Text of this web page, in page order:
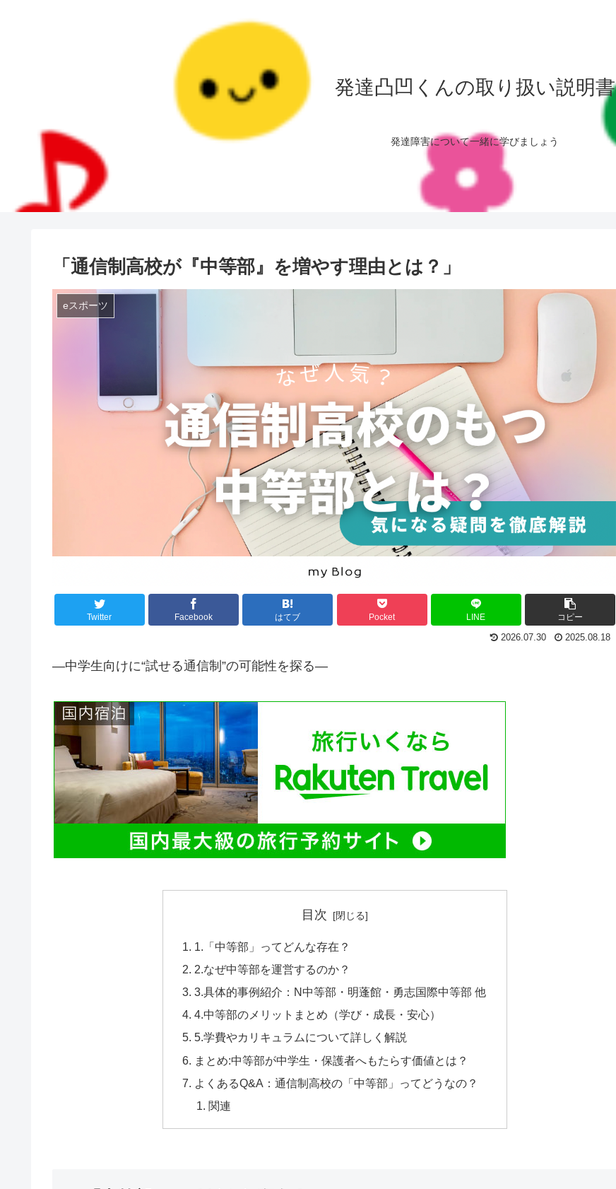
発達凸凹くんの取り扱い説明書
発達障害について一緒に学びましょう
「通信制高校が『中等部』を増やす理由とは？」
eスポーツ
Twitter Facebook はてブ Pocket LINE コピー
2026.07.30 2025.08.18
—中学生向けに“試せる通信制”の可能性を探る—
目次
1.「中等部」ってどんな存在？
2.なぜ中等部を運営するのか？
3.具体的事例紹介：N中等部・明蓬館・勇志国際中等部 他
4.中等部のメリットまとめ（学び・成長・安心）
5.学費やカリキュラムについて詳しく解説
まとめ:中等部が中学生・保護者へもたらす価値とは？
よくあるQ&A：通信制高校の「中等部」ってどうなの？
関連